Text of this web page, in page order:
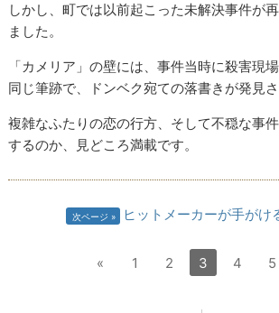
しかし、町では以前起こった未解決事件が
ました。
「カメリア」の壁には、事件当時に殺害現
同じ筆跡で、ドンベク宛ての落書きが発見
複雑なふたりの恋の行方、そして不穏な事
するのか、見どころ満載です。
次ページ ヒットメーカーが手がけ
« 1 2 3 4 5